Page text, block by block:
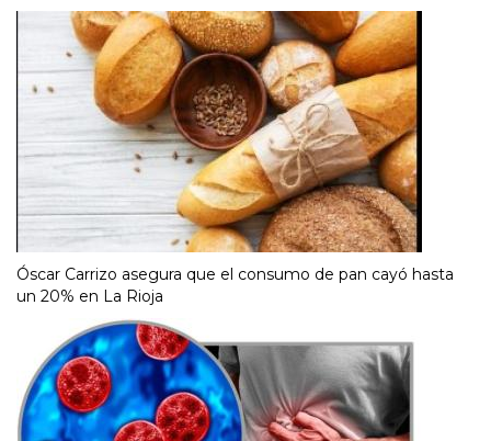
Óscar Carrizo asegura que el consumo de pan cayó hasta
un 20% en La Rioja